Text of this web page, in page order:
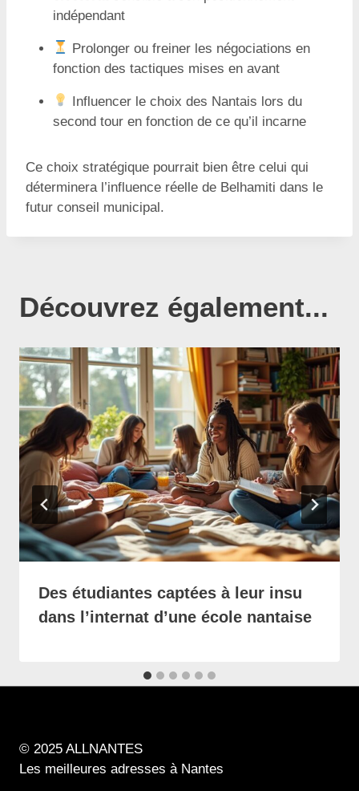
indépendant
Prolonger ou freiner les négociations en
fonction des tactiques mises en avant
Influencer le choix des Nantais lors du
second tour en fonction de ce qu’il incarne
Ce choix stratégique pourrait bien être celui qui
déterminera l’influence réelle de Belhamiti dans le
futur conseil municipal.
Découvrez également...
Des étudiantes captées à leur insu
dans l’internat d’une école nantaise
© 2025 ALLNANTES
Les meilleures adresses à Nantes